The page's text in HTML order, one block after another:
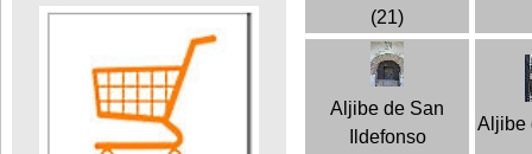
(21)
Aljibe de San
Ildefonso
Aljibe